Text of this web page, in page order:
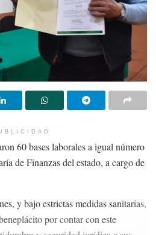
60 bases laborales a igual número
de Finanzas del estado, a cargo de
y bajo estrictas medidas sanitarias,
por contar con este